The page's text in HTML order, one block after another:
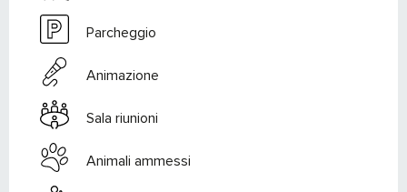
Parcheggio
Animazione
Sala riunioni
Animali ammessi